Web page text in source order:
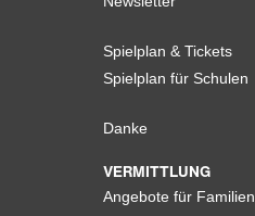
Spielplan & Tickets
Spielplan für Schulen
Danke
VERMITTLUNG
Angebote für Familien